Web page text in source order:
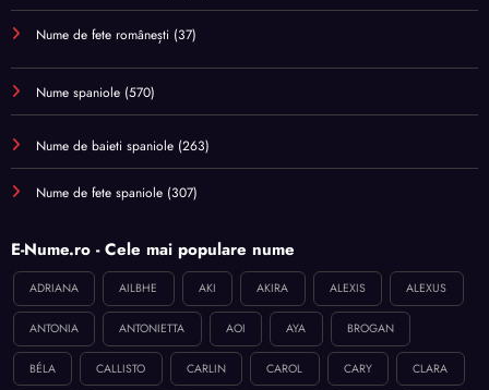
Nume de fete românești (37)
Nume spaniole (570)
Nume de baieti spaniole (263)
Nume de fete spaniole (307)
E-Nume.ro - Cele mai populare nume
ADRIANA AILBHE AKI AKIRA ALEXIS ALEXUS
ANTONIA ANTONIETTA AOI AYA BROGAN
BÉLA CALLISTO CARLIN CAROL CARY CLARA